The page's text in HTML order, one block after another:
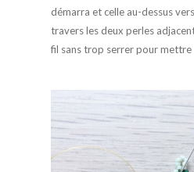
démarra et celle au-dessus
travers les deux perles
fil sans trop serrer pour mettre